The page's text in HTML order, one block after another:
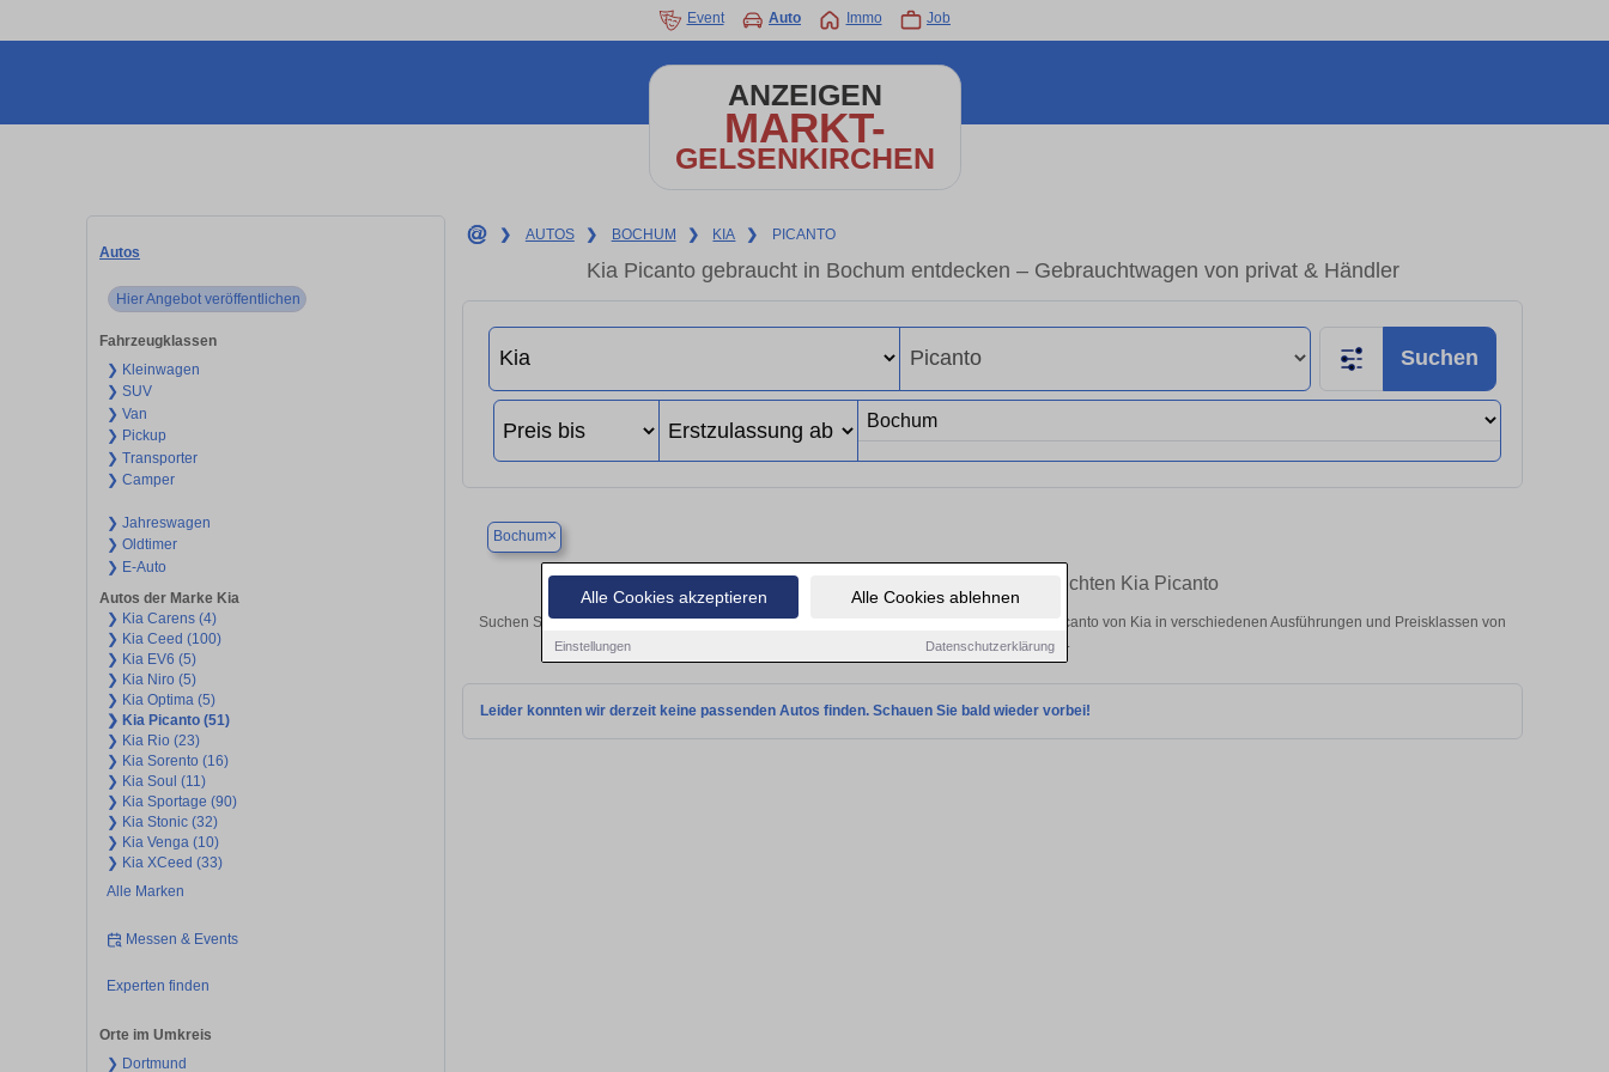
Alle Cookies akzeptieren Alle Cookies ablehnen
Einstellungen Datenschutzerklärung
Event Auto Immo Job
ANZEIGEN
MARKT-
GELSENKIRCHEN
Autos
Hier Angebot veröffentlichen
Fahrzeugklassen
❯ Kleinwagen
❯ SUV
❯ Van
❯ Pickup
❯ Transporter
❯ Camper
❯ Jahreswagen
❯ Oldtimer
❯ E-Auto
Autos der Marke Kia
❯ Kia Carens (4)
❯ Kia Ceed (100)
❯ Kia EV6 (5)
❯ Kia Niro (5)
❯ Kia Optima (5)
❯ Kia Picanto (51)
❯ Kia Rio (23)
❯ Kia Sorento (16)
❯ Kia Soul (11)
❯ Kia Sportage (90)
❯ Kia Stonic (32)
❯ Kia Venga (10)
❯ Kia XCeed (33)
Alle Marken
Messen & Events
Experten finden
Orte im Umkreis
❯ Dortmund
❯ AUTOS ❯ BOCHUM ❯ KIA ❯ PICANTO
Kia Picanto gebraucht in Bochum entdecken – Gebrauchtwagen von privat & Händler
Suchen
Bochum×
Finden Sie in Bochum Ihren gebrauchten Kia Picanto
Suchen Sie in Bochum einen Kia Picanto Gebrauchtwagen? Entdecken Sie gebrauchte Picanto von Kia in verschiedenen Ausführungen und Preisklassen von
privat und vom Händler.
Leider konnten wir derzeit keine passenden Autos finden. Schauen Sie bald wieder vorbei!